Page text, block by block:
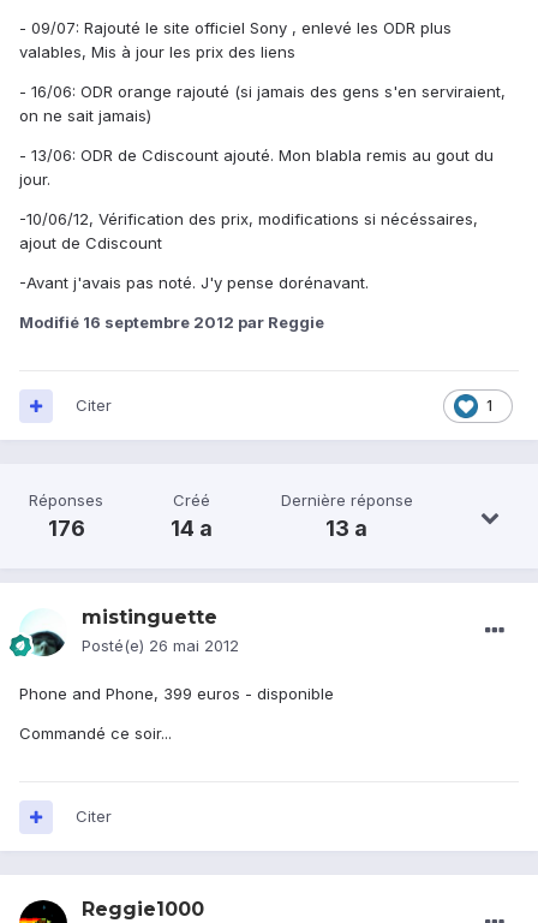
- 09/07: Rajouté le site officiel Sony , enlevé les ODR plus
valables, Mis à jour les prix des liens
- 16/06: ODR orange rajouté (si jamais des gens s'en serviraient,
on ne sait jamais)
- 13/06: ODR de Cdiscount ajouté. Mon blabla remis au gout du
jour.
-10/06/12, Vérification des prix, modifications si nécéssaires,
ajout de Cdiscount
-Avant j'avais pas noté. J'y pense dorénavant.
Modifié 16 septembre 2012 par Reggie
1
Citer
Réponses
176
Créé
14 a
Dernière réponse
13 a
mistinguette
Posté(e) 26 mai 2012
Phone and Phone, 399 euros - disponible
Commandé ce soir...
Citer
Reggie1000